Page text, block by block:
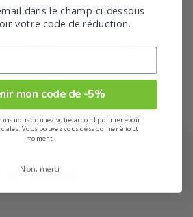
Rose imaginaire Rose mignonnerie
Verveine utopie Autres produits
Gels douche
Pharmacie
Française
Carte
de fidélité
dans le champ ci-dessous
votre code de réduction.
mon code de -5%
nous donnez votre accord pour recevoir
Vous pouvez vous désabonner à tout
moment.
Non, merci